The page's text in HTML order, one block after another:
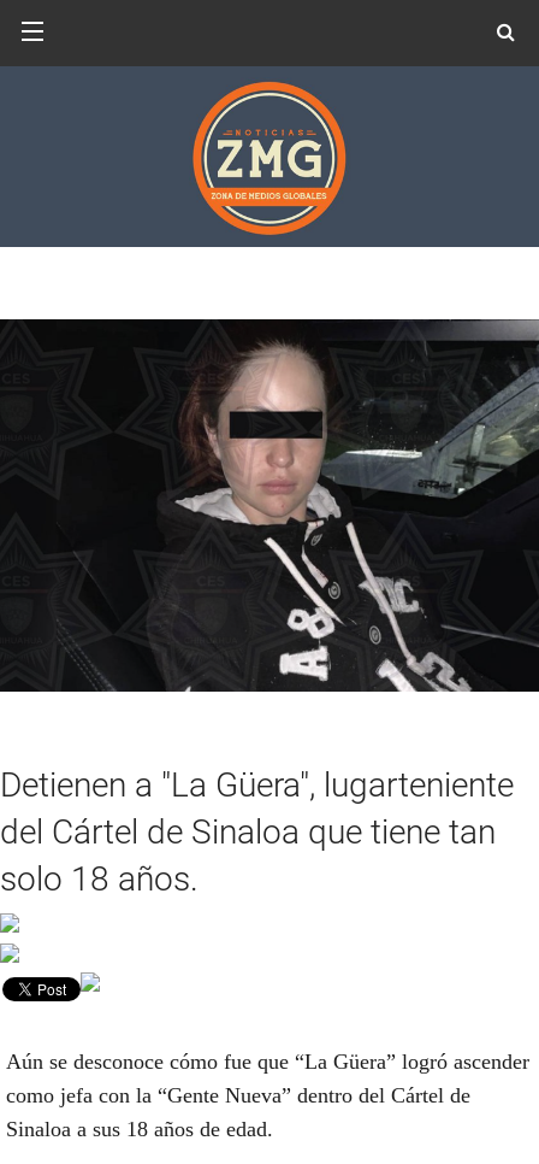
Detienen a "La Güera", lugarteniente
del Cártel de Sinaloa que tiene tan
solo 18 años.
Aún se desconoce cómo fue que “La Güera” logró ascender
como jefa con la “Gente Nueva” dentro del Cártel de
Sinaloa a sus 18 años de edad.